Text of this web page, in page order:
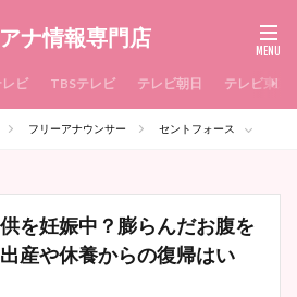
ナ情報専門店
レビ TBSテレビ テレビ朝日 テレビ東京
フリーアナウンサー セントフォース
を妊娠中？膨らんだお腹を
産や休養からの復帰はい